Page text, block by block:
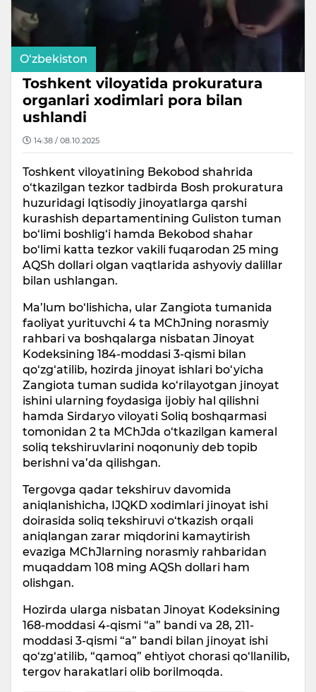
O‘zbekiston
Toshkent viloyatida prokuratura
organlari xodimlari pora bilan
ushlandi
14:38 / 08.10.2025
Toshkent viloyatining Bekobod shahrida
o‘tkazilgan tezkor tadbirda Bosh prokuratura
huzuridagi Iqtisodiy jinoyatlarga qarshi
kurashish departamentining Guliston tuman
bo‘limi boshlig‘i hamda Bekobod shahar
bo‘limi katta tezkor vakili fuqarodan 25 ming
AQSh dollari olgan vaqtlarida ashyoviy dalillar
bilan ushlangan.
Ma’lum bo‘lishicha, ular Zangiota tumanida
faoliyat yurituvchi 4 ta MChJning norasmiy
rahbari va boshqalarga nisbatan Jinoyat
Kodeksining 184-moddasi 3-qismi bilan
qo‘zg‘atilib, hozirda jinoyat ishlari bo‘yicha
Zangiota tuman sudida ko‘rilayotgan jinoyat
ishini ularning foydasiga ijobiy hal qilishni
hamda Sirdaryo viloyati Soliq boshqarmasi
tomonidan 2 ta MChJda o‘tkazilgan kameral
soliq tekshiruvlarini noqonuniy deb topib
berishni va’da qilishgan.
Tergovga qadar tekshiruv davomida
aniqlanishicha, IJQKD xodimlari jinoyat ishi
doirasida soliq tekshiruvi o‘tkazish orqali
aniqlangan zarar miqdorini kamaytirish
evaziga MChJlarning norasmiy rahbaridan
muqaddam 108 ming AQSh dollari ham
olishgan.
Hozirda ularga nisbatan Jinoyat Kodeksining
168-moddasi 4-qismi “a” bandi va 28, 211-
moddasi 3-qismi “a” bandi bilan jinoyat ishi
qo‘zg‘atilib, “qamoq” ehtiyot chorasi qo‘llanilib,
tergov harakatlari olib borilmoqda.